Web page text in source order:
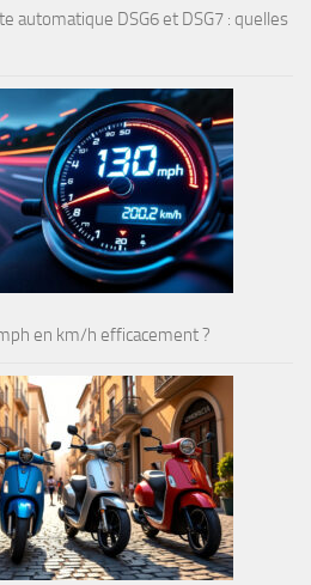
automatique DSG6 et DSG7 : quelles
en km/h efficacement ?